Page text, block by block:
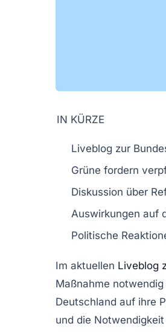
IN KÜRZE
Liveblog zur
Grüne fordern
Diskussion über
Auswirkungen auf
Politische
Im aktuellen Liveblog
Maßnahme
Deutschland auf ihre
und die